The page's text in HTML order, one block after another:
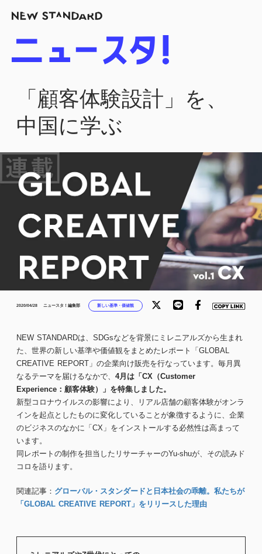
「顧客体験設計」を、
中国に学ぶ
2020/04/28 ニュースタ！編集部 新しい基準・価値観
NEW STANDARDは、SDGsなどを背景にミレニアルズから生まれ
た、世界の新しい基準や価値観をまとめたレポート「GLOBAL
CREATIVE REPORT」の企業向け販売を行なっています。毎月異
なるテーマを届けるなかで、 4月は「CX（Customer
Experience：顧客体験）」を特集しました。
新型コロナウイルスの影響により、リアル店舗の顧客体験がオンラ
インを起点としたものに変化していることが象徴するように、企業
のビジネスのなかに「CX」をインストールする必然性は高まって
います。
同レポートの制作を担当したリサーチャーのYu-shuが、その読みド
コロを語ります。
関連記事： グローバル・スタンダードと日本社会の乖離。私たちが
「GLOBAL CREATIVE REPORT」をリリースした理由